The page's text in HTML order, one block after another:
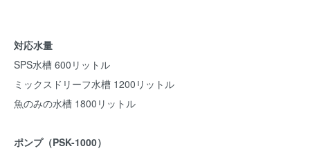
対応水量
SPS水槽 600リットル
ミックスドリーフ水槽 1200リットル
魚のみの水槽 1800リットル
ポンプ（PSK-1000）